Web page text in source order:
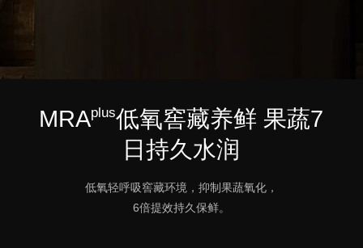
MRAplus低氧窖藏养鲜 果蔬7
日持久水润
低氧轻呼吸窖藏环境，抑制果蔬氧化，
6倍提效持久保鲜。